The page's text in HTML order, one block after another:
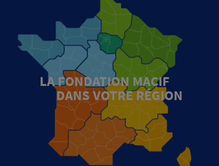
LA FONDATION MACIF
DANS VOTRE RÉGION